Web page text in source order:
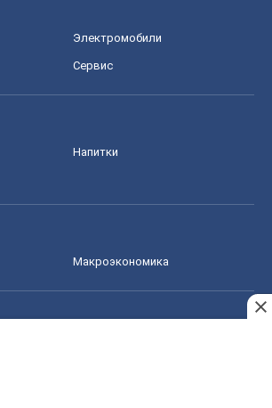
Электромобили
Сервис
Напитки
Mакроэкономика